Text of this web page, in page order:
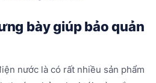
bày giúp bảo quản
nước là có rất nhiều sản phẩm